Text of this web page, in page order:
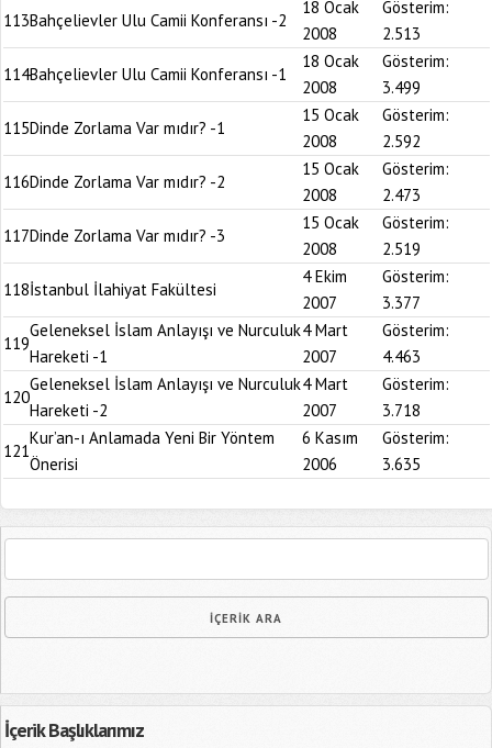
113Bahçelievler Ulu Camii Konferansı -2
18 Ocak
2008
Gösterim:
2.513
114Bahçelievler Ulu Camii Konferansı -1
18 Ocak
2008
Gösterim:
3.499
115Dinde Zorlama Var mıdır? -1
15 Ocak
2008
Gösterim:
2.592
116Dinde Zorlama Var mıdır? -2
15 Ocak
2008
Gösterim:
2.473
117Dinde Zorlama Var mıdır? -3
15 Ocak
2008
Gösterim:
2.519
118İstanbul İlahiyat Fakültesi
4 Ekim
2007
Gösterim:
3.377
119
Geleneksel İslam Anlayışı ve Nurculuk
Hareketi -1
4 Mart
2007
Gösterim:
4.463
120
Geleneksel İslam Anlayışı ve Nurculuk
Hareketi -2
4 Mart
2007
Gösterim:
3.718
121
Kur’an-ı Anlamada Yeni Bir Yöntem
Önerisi
6 Kasım
2006
Gösterim:
3.635
İçerik Başlıklarımız